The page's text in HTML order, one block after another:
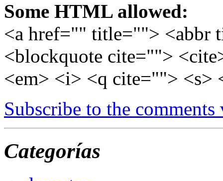
Some HTML allowed:
<a href="" title=""> <abbr
<blockquote cite="">
<em> <i> <q cite=""> <s>
Subscribe to the comments
Categorías